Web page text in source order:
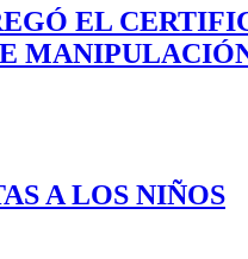
EL
A LOS NIÑOS